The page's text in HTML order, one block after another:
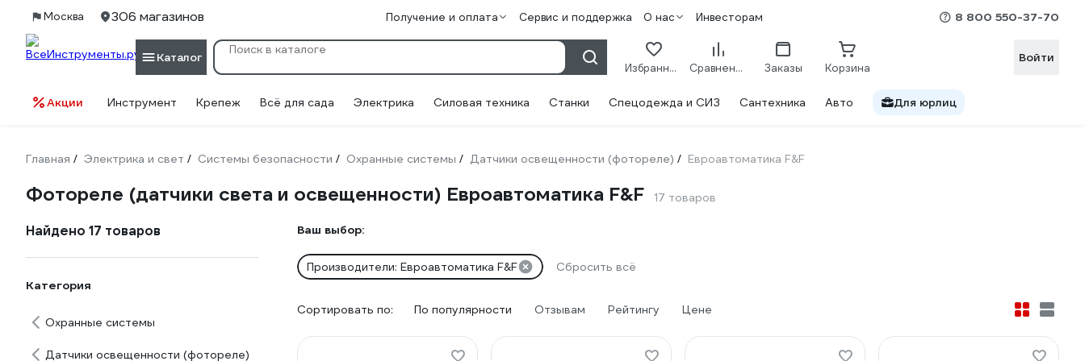
Москва 306 магазинов Получение и оплата Сервис и поддержка О нас Инвесторам 8 800 550-37-70
Каталог
Избранное Сравнение Заказы Корзина
Войти
Акции Инструмент Крепеж Всё для сада Электрика Силовая техника Станки Спецодежда и СИЗ Сантехника Авто Для юрлиц
Главная / Электрика и свет / Системы безопасности / Охранные системы / Датчики освещенности (фотореле) / Евроавтоматика F&F
Фотореле (датчики света и освещенности) Евроавтоматика F&F 17 товаров
Найдено 17 товаров
Категория
Охранные системы
Датчики освещенности (фотореле)
Ваш выбор:
Производители: Евроавтоматика F&F Сбросить всё
Сортировать по: По популярности Отзывам Рейтингу Цене